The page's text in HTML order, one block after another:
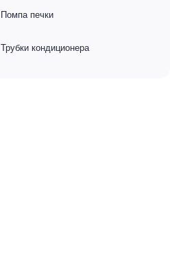
Помпа печки
Трубки кондиционера